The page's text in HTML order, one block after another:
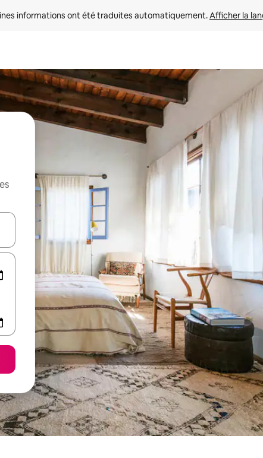
informations ont été traduites automatiquement. Afficher la
vers le haut et vers le bas pour les parcourir ou en appuyant et en